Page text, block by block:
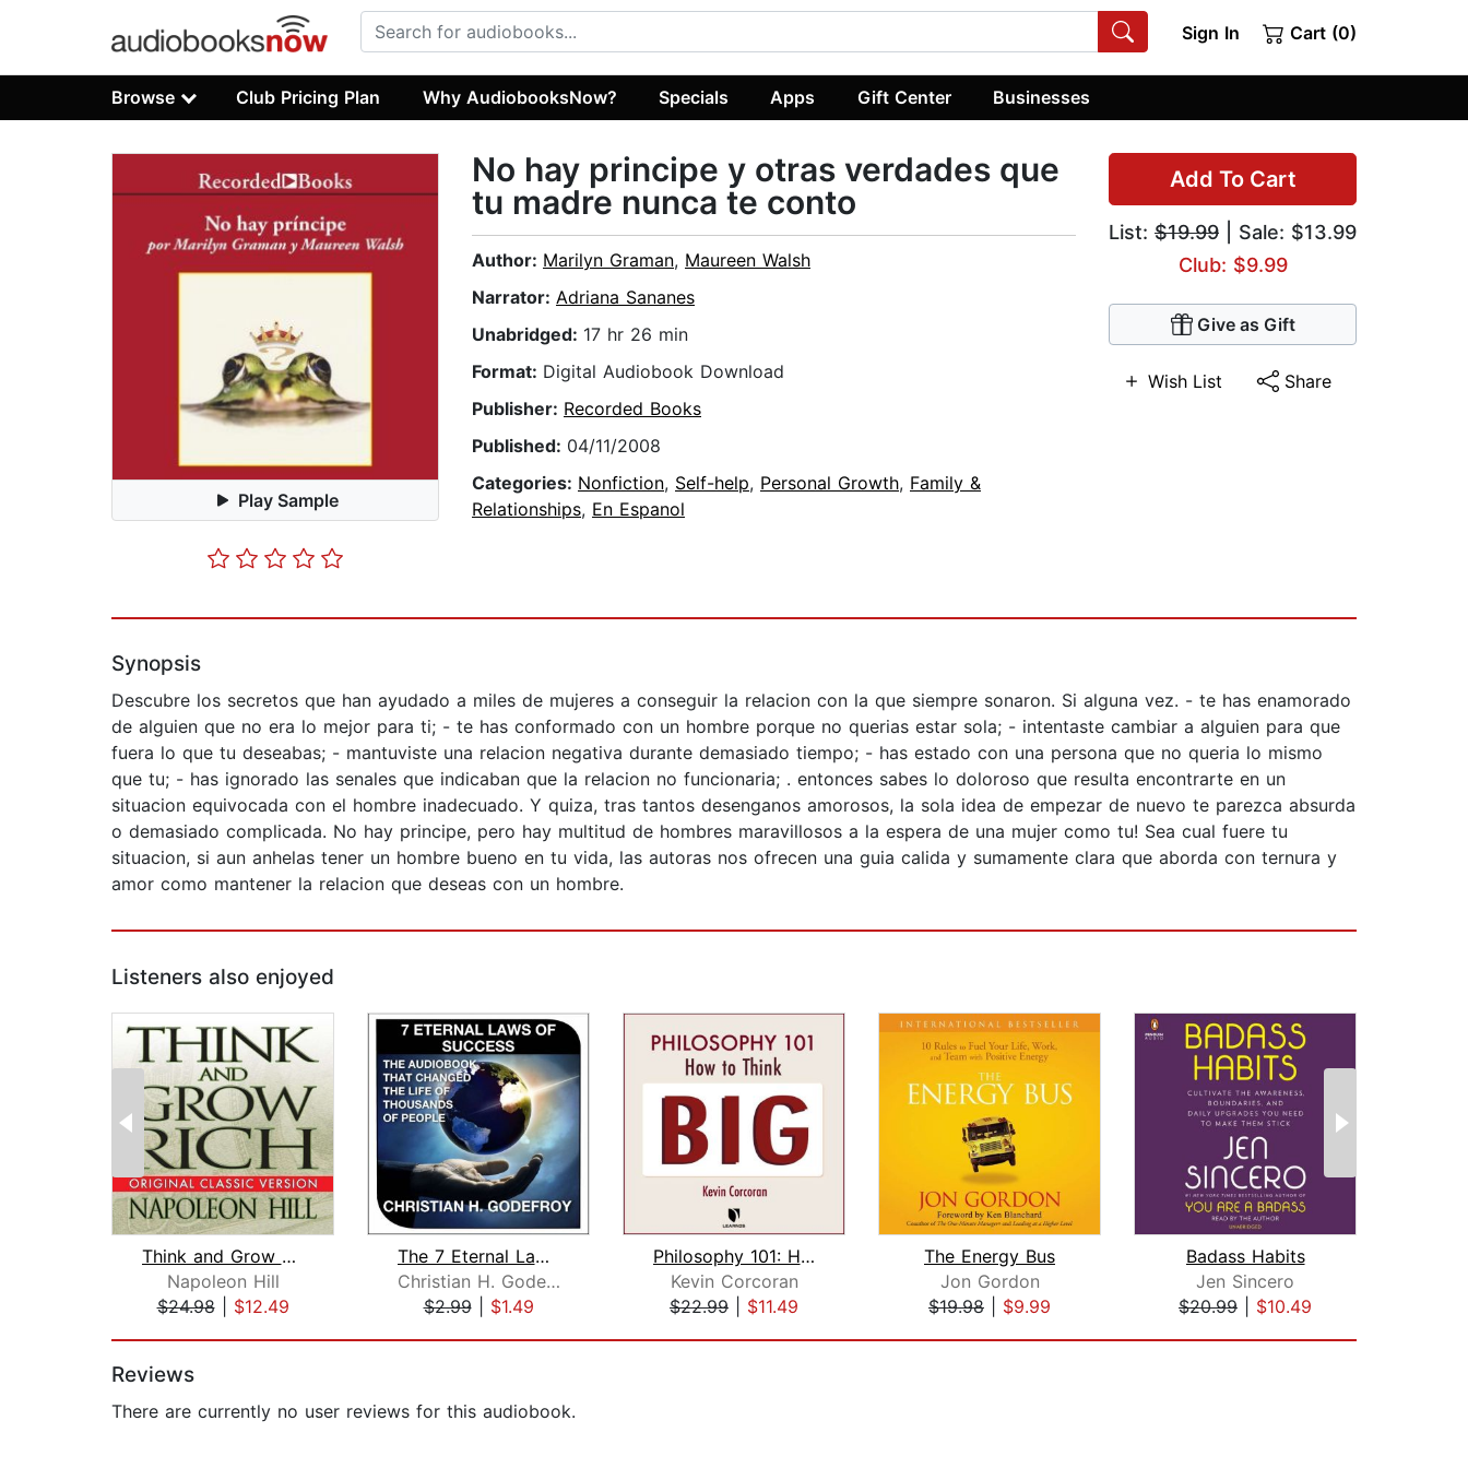
Sign In Cart (0)
Browse Club Pricing Plan Why AudiobooksNow? Specials Apps Gift Center Businesses
Play Sample
Add To Cart
List: $19.99 | Sale: $13.99
Club: $9.99
Give as Gift
Wish List Share
No hay principe y otras verdades que
tu madre nunca te conto
Author: Marilyn Graman, Maureen Walsh
Narrator: Adriana Sananes
Unabridged: 17 hr 26 min
Format: Digital Audiobook Download
Publisher: Recorded Books
Published: 04/11/2008
Categories: Nonfiction, Self-help, Personal Growth, Family &
Relationships, En Espanol
Synopsis
Descubre los secretos que han ayudado a miles de mujeres a conseguir la relacion con la que siempre sonaron. Si alguna vez. - te has enamorado
de alguien que no era lo mejor para ti; - te has conformado con un hombre porque no querias estar sola; - intentaste cambiar a alguien para que
fuera lo que tu deseabas; - mantuviste una relacion negativa durante demasiado tiempo; - has estado con una persona que no queria lo mismo
que tu; - has ignorado las senales que indicaban que la relacion no funcionaria; . entonces sabes lo doloroso que resulta encontrarte en un
situacion equivocada con el hombre inadecuado. Y quiza, tras tantos desenganos amorosos, la sola idea de empezar de nuevo te parezca absurda
o demasiado complicada. No hay principe, pero hay multitud de hombres maravillosos a la espera de una mujer como tu! Sea cual fuere tu
situacion, si aun anhelas tener un hombre bueno en tu vida, las autoras nos ofrecen una guia calida y sumamente clara que aborda con ternura y
amor como mantener la relacion que deseas con un hombre.
Listeners also enjoyed
Think and Grow Rich
Napoleon Hill
$24.98| $12.49
The 7 Eternal Laws of Success
Christian H. Godefroy
$2.99| $1.49
Philosophy 101: How to Think Big
Kevin Corcoran
$22.99
$11.49
The Energy Bus
Jon Gordon
$19.98
$9.99
Badass Habits
Jen Sincero
$20.99
$10.49
Reviews
There are currently no user reviews for this audiobook.